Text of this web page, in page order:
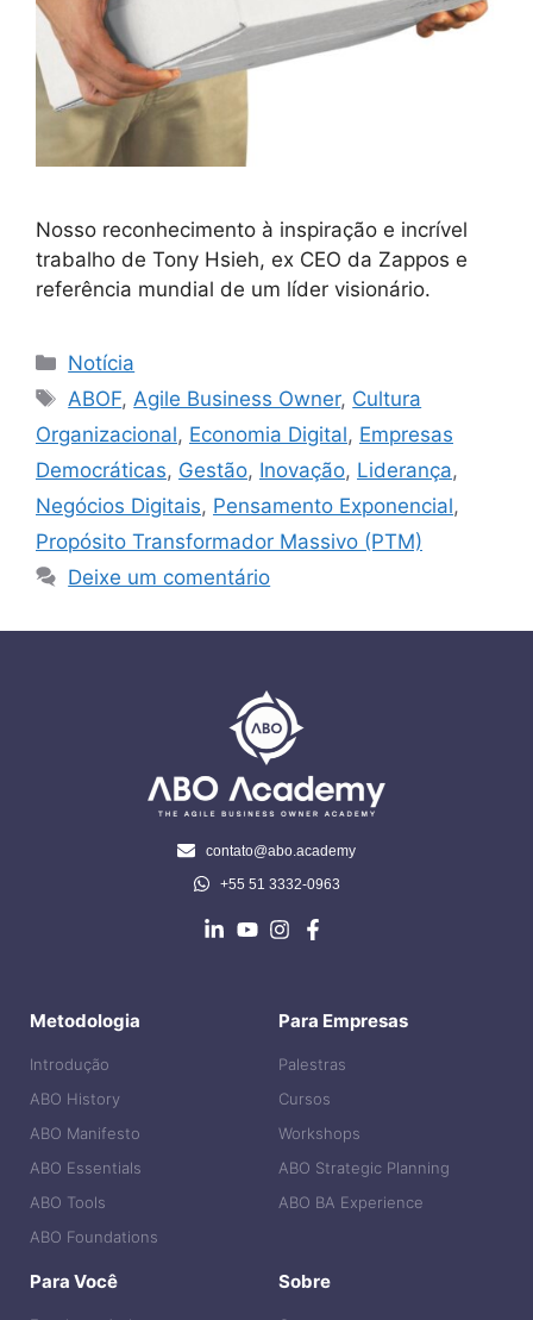
Nosso reconhecimento à inspiração e incrível
trabalho de Tony Hsieh, ex CEO da Zappos e
referência mundial de um líder visionário.
Notícia
ABOF, Agile Business Owner, Cultura
Organizacional, Economia Digital, Empresas
Democráticas, Gestão, Inovação, Liderança,
Negócios Digitais, Pensamento Exponencial,
Propósito Transformador Massivo (PTM)
Deixe um comentário
contato@abo.academy
+55 51 3332-0963
Metodologia
Introdução
ABO History
ABO Manifesto
ABO Essentials
ABO Tools
ABO Foundations
Para Empresas
Palestras
Cursos
Workshops
ABO Strategic Planning
ABO BA Experience
Para Você Sobre